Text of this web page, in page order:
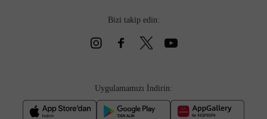
Bizi takip edin:
Uygulamamızı İndirin: